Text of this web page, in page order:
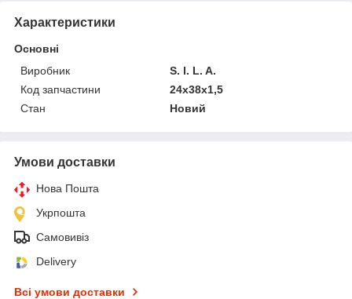
Характеристики
Основні
Виробник
S. I. L. A.
Код запчастини
24х38х1,5
Стан
Новий
Умови доставки
Нова Пошта
Укрпошта
Самовивіз
Delivery
Всі умови доставки